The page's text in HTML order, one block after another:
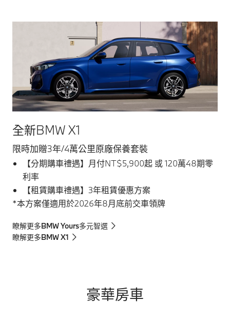
全新BMW X1
限時加贈3年/4萬公里原廠保養套裝
【分期購車禮遇】月付NT$5,900起 或 120萬48期零
利率
【租賃購車禮遇】3年租賃優惠方案
*本方案僅適用於2026年8月底前交車領牌
瞭解更多BMW Yours多元智選
瞭解更多BMW X1
豪華房車